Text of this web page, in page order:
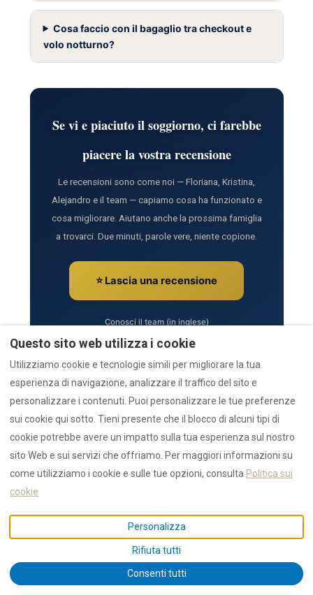
Cosa faccio con il bagaglio tra checkout e
volo notturno?
Se vi e piaciuto il soggiorno, ci farebbe
piacere la vostra recensione
Le recensioni sono come noi — Floriana, Kristina,
Alejandro e il team — capiamo cosa ha funzionato e
cosa migliorare. Aiutano anche la prossima famiglia
a trovarci. Due minuti, parole vere, niente copione.
⭐ Lascia una recensione
Conosci il team (in inglese)
Contatta il team (in inglese)
★★★★★4,9da1.550+ recensioni 5 stelle· 37 proprieta in gestione
diretta a Olbia & Golfo Aranci
sardinia.blog
·garibaldisuite.it
IUN F1530 · CIN IT090047B4000F1530 · Privacy
(Milano/Olbia)
Questo sito web utilizza i cookie
Utilizziamo cookie e tecnologie simili per migliorare la tua
esperienza di navigazione, analizzare il traffico del sito e
personalizzare i contenuti. Puoi personalizzare le tue preferenze
sui cookie qui sotto. Tieni presente che il blocco di alcuni tipi di
cookie potrebbe avere un impatto sulla tua esperienza sul nostro
sito Web e sui servizi che offriamo. Per maggiori informazioni su
come utilizziamo i cookie e sulle tue opzioni, consulta Politica sui
cookie
Personalizza
Rifiuta tutti
Consenti tutti